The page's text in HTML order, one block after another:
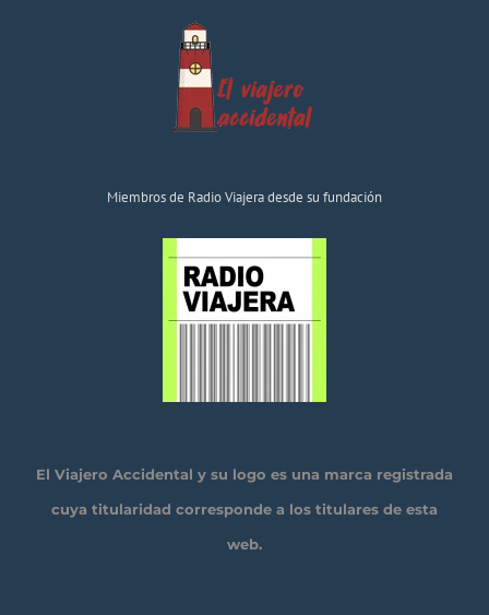
Miembros de Radio Viajera desde su fundación
El Viajero Accidental y su logo es una marca registrada
cuya titularidad corresponde a los titulares de esta
web.